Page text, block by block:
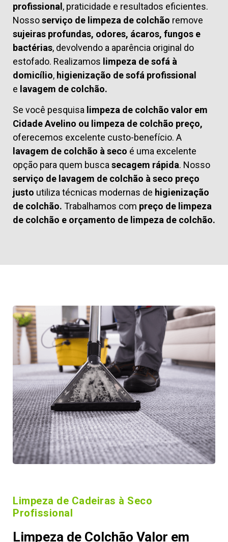
profissional, praticidade e resultados eficientes.
Nossoserviço de limpeza de colchão remove
sujeiras profundas, odores, ácaros, fungos e
bactérias, devolvendo a aparência original do
estofado. Realizamos limpeza de sofá à
domicílio, higienização de sofá profissional
e lavagem de colchão.
Se você pesquisa limpeza de colchão valor em
Cidade Avelino ou limpeza de colchão preço,
oferecemos excelente custo-benefício. A
lavagem de colchão à seco é uma excelente
opção para quem busca secagem rápida. Nosso
serviço de lavagem de colchão à seco preço
justo utiliza técnicas modernas de higienização
de colchão. Trabalhamos com preço de limpeza
de colchão e orçamento de limpeza de colchão.
Limpeza de Cadeiras à Seco
Profissional
Limpeza de Colchão Valor em